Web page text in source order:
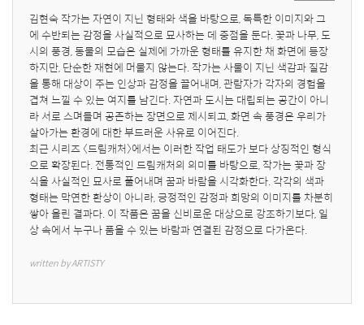
김현숙 작가는 자연이 지닌 형태와 색을 바탕으로, 독특한 이미지와 그
에 수반되는 감정을 사실적으로 묘사하는 데 중점을 둔다. 꽃과 나무, 도
시의 풍경, 동물의 모습은 실제에 가까운 형태를 유지한 채 화면에 등장
하지만, 단순한 재현에 머물지 않는다. 작가는 사물이 지닌 색감과 질감
을 통해 대상이 주는 인상과 감정을 끌어내며, 관람자가 각자의 경험을
겹쳐 느낄 수 있는 여지를 남긴다. 자연과 도시는 대립되는 공간이 아니
라 서로 스며들며 공존하는 장면으로 제시되고, 화면 속 풍경은 우리가
살아가는 환경에 대한 부드러운 사유로 이어진다.
최근 시리즈 〈드림캐처〉에서는 이러한 작업 태도가 보다 상징적인 형식
으로 확장된다. 전통적인 드림캐처의 의미를 바탕으로, 작가는 꽃과 장
식을 사실적인 묘사로 풀어내며 꿈과 바람을 시각화한다. 각각의 색과
형태는 막연한 환상이 아니라, 긍정적인 감정과 희망의 이미지를 차분히
쌓아 올린 결과다. 이 작품은 꿈을 신비로운 대상으로 강조하기보다, 일
상 속에서 누구나 품을 수 있는 바람과 연결된 감정으로 다가온다.
written by ARTISTY